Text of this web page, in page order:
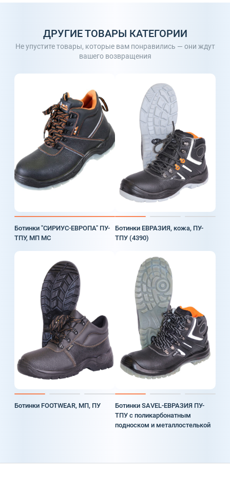
ДРУГИЕ ТОВАРЫ КАТЕГОРИИ
Не упустите товары, которые вам понравились — они ждут
вашего возвращения
Ботинки "СИРИУС-ЕВРОПА" ПУ-
ТПУ, МП МС
Ботинки ЕВРАЗИЯ, кожа, ПУ-
ТПУ (4390)
Ботинки FOOTWEAR, МП, ПУ
Ботинки SAVEL-ЕВРАЗИЯ ПУ-
ТПУ с поликарбонатным
подноском и металлостелькой